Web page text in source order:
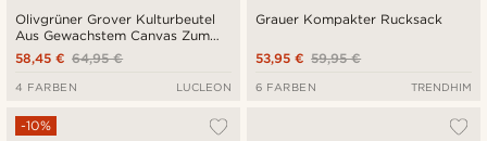
Olivgrüner Grover Kulturbeutel
Aus Gewachstem Canvas Zum
Aufhängen64,95 €
58,45 €
4 FARBEN LUCLEON
Grauer Kompakter Rucksack
59,95 €
53,95 €
6 FARBEN TRENDHIM
-10%